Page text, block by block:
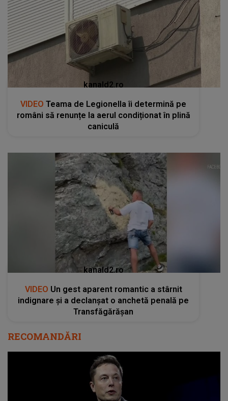
kanald2.ro
VIDEO Teama de Legionella îi determină pe
români să renunțe la aerul condiționat în plină
caniculă
kanald2.ro
VIDEO Un gest aparent romantic a stârnit
indignare și a declanșat o anchetă penală pe
Transfăgărășan
RECOMANDĂRI